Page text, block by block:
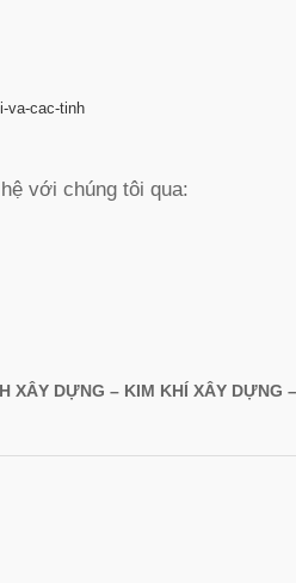
va-cac-tinh
với chúng tôi qua:
XÂY DỰNG – KIM KHÍ XÂY DỰNG